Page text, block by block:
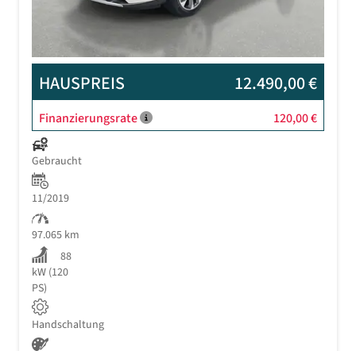
HAUSPREIS 12.490,00 €
Finanzierungsrate 120,00 €
Gebraucht
11/2019
97.065 km
88
kW (120
PS)
Handschaltung